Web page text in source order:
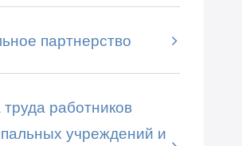
партнерство
работников
учреждений и